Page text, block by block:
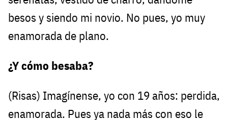
besos y siendo mi novio. No pues, yo muy
enamorada de plano.
¿Y cómo besaba?
(Risas) Imagínense, yo con 19 años: perdida,
enamorada. Pues ya nada más con eso le